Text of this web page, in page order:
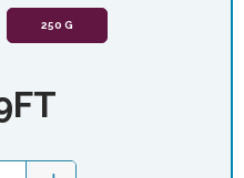
250 G
FT